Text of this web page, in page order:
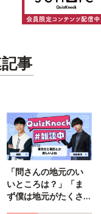
事
「問さんの地元のい
いところは？」「ま
ず僕は地元がたくさ